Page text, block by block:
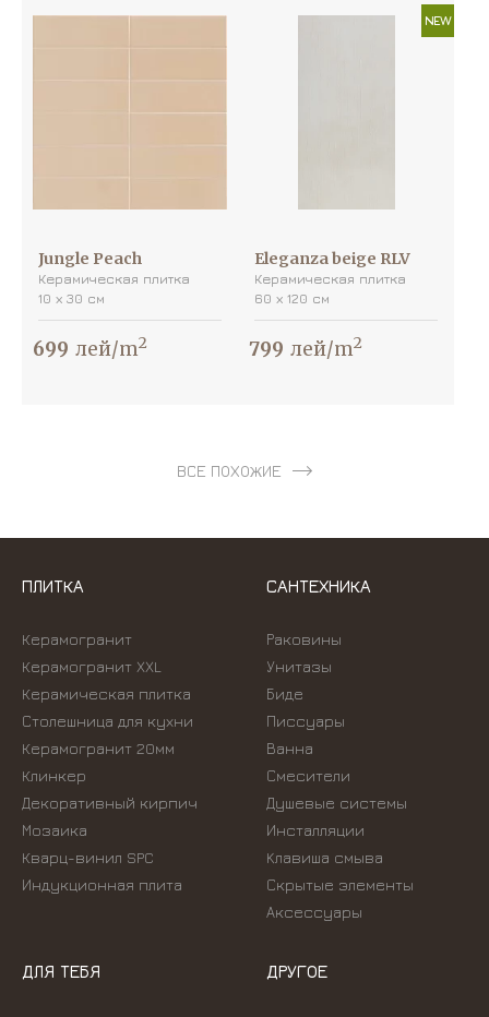
Jungle Peach
Керамическая плитка
10 х 30 см
699 лей/m2
NEW
Eleganza beige RLV
Керамическая плитка
60 х 120 см
799 лей/m2
ВСЕ ПОХОЖИЕ
ПЛИТКА
Керамогранит
Керамогранит XXL
Керамическая плитка
Столешница для кухни
Керамогранит 20мм
Клинкер
Декоративный кирпич
Мозаика
Кварц-винил SPC
Индукционная плита
САНТЕХНИКА
Раковины
Унитазы
Биде
Писсуары
Ванна
Смесители
Душевые системы
Инсталляции
Kлавиша смыва
Скрытые элементы
Аксессуары
ДЛЯ ТЕБЯ ДРУГОЕ